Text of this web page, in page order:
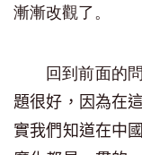
漸漸改觀了。
回到前面的
題很好，因為在
實我們知道在中